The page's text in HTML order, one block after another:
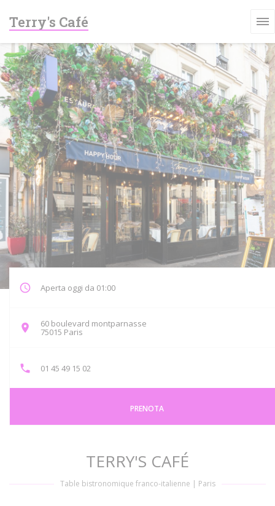
Terry's Café
Aperta oggi da 01:00
60 boulevard montparnasse
75015 Paris ((apre una nuova finestra))
01 45 49 15 02
PRENOTA
TERRY'S CAFÉ
Table bistronomique franco-italienne | Paris